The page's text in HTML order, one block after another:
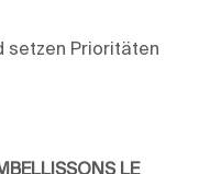
setzen Prioritäten
LE